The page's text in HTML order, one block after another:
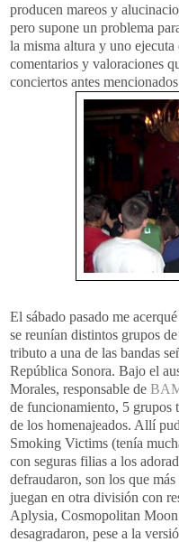
producen mareos y
pero supone un problema
la misma altura y uno
comentarios y valoraciones
conciertos antes
El sábado pasado me
se reunían distintos grupos
tributo a una de las bandas
República Sonora. Bajo el
Morales, responsable de
de funcionamiento, 5 grupos
de los homenajeados. Allí
Smoking Victims (tenía
con seguras filias a los
defraudaron, son los que
juegan en otra división con
Aplysia, Cosmopolitan Moon
desagradaron, pese a la